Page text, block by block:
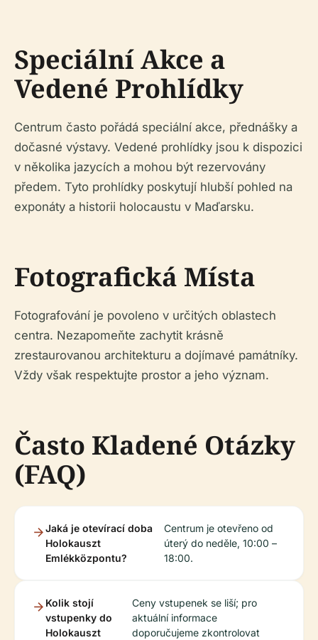
Speciální Akce a
Vedené Prohlídky
Centrum často pořádá speciální akce, přednášky a
dočasné výstavy. Vedené prohlídky jsou k dispozici
v několika jazycích a mohou být rezervovány
předem. Tyto prohlídky poskytují hlubší pohled na
exponáty a historii holocaustu v Maďarsku.
Fotografická Místa
Fotografování je povoleno v určitých oblastech
centra. Nezapomeňte zachytit krásně
zrestaurovanou architekturu a dojímavé památníky.
Vždy však respektujte prostor a jeho význam.
Často Kladené Otázky
(FAQ)
Jaká je otevírací doba
Holokauszt
Emlékközpontu?
Centrum je otevřeno od
úterý do neděle, 10:00 –
18:00.
Kolik stojí
vstupenky do
Holokauszt
Ceny vstupenek se liší; pro
aktuální informace
doporučujeme zkontrolovat